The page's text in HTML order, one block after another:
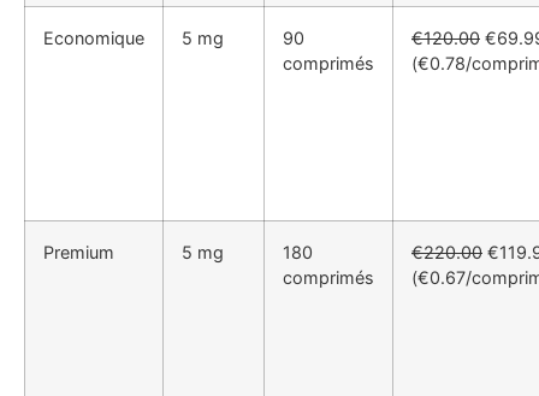
Economique 5 mg
90
comprimés
€120.00
(€0.78/
Premium 5 mg
180
comprimés
€220.00
(€0.67/